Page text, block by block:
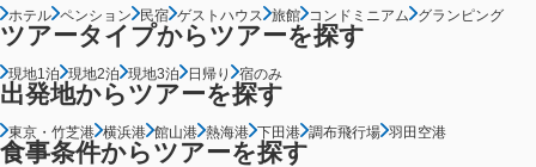
ホテル ペンション 民宿 ゲストハウス 旅館 コンドミニアム グランピング
ツアータイプからツアーを探す
現地1泊 現地2泊 現地3泊 日帰り 宿のみ
出発地からツアーを探す
東京・竹芝港 横浜港 館山港 熱海港 下田港 調布飛行場 羽田空港
食事条件からツアーを探す